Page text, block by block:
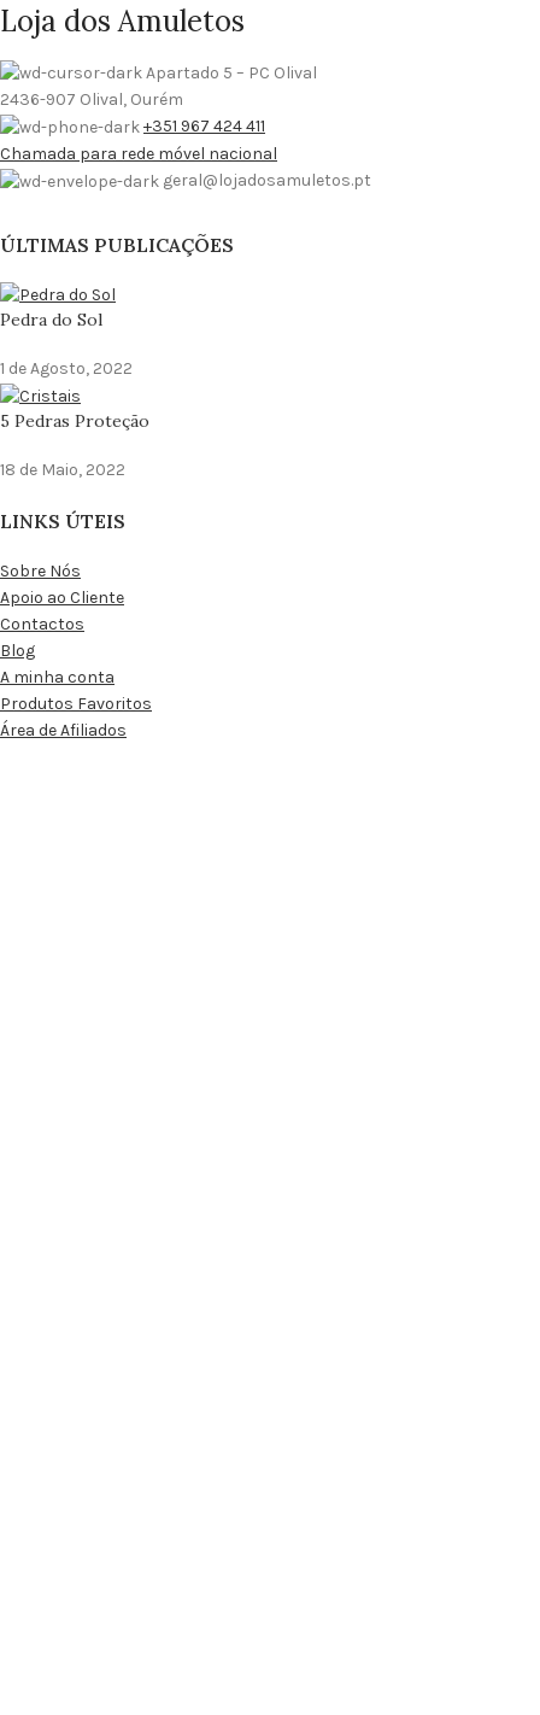
Loja dos Amuletos
Apartado 5 – PC Olival
2436-907 Olival, Ourém
+351 967 424 411
Chamada para rede móvel nacional
geral@lojadosamuletos.pt
ÚLTIMAS PUBLICAÇÕES
Pedra do Sol
1 de Agosto, 2022
5 Pedras Proteção
18 de Maio, 2022
LINKS ÚTEIS
Sobre Nós
Apoio ao Cliente
Contactos
Blog
A minha conta
Produtos Favoritos
Área de Afiliados